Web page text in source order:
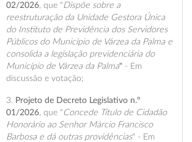
02/2026, que "Dispõe sobre a
reestruturação da Unidade Gestora Única
do Instituto de Previdência dos Servidores
Públicos do Município de Várzea da Palma e
consolida a legislação previdenciária do
Município de Várzea da Palma" - Em
discussão e votação;
3. Projeto de Decreto Legislativo n.º
01/2026, que " Concede Título de Cidadão
Honorário ao Senhor Márcio Francisco
Barbosa e dá outras providências" - Em